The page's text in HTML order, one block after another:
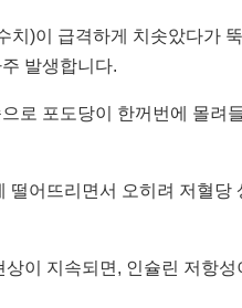
)이 급격하게 치솟았다가
발생합니다.
로 포도당이 한꺼번에 몰려
어뜨리면서 오히려 저혈당
이 지속되면, 인슐린 저항